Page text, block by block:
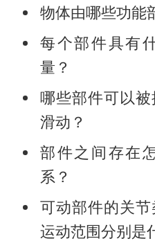
物体由哪些功能
每个部件具有
量？
哪些部件可以
滑动？
部件之间存在
系？
可动部件的关
运动范围分别是